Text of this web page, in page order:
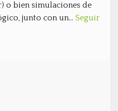
o bien simulaciones de
junto con un… Seguir